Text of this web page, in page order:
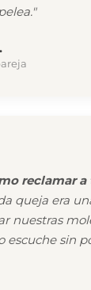
reclamar a
queja era
nuestras
escuche sin